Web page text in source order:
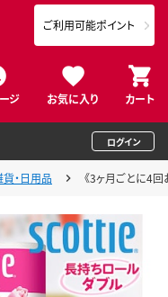
ジ お気に入り カート
ご利用可能ポイント
ログイン
・日用品 《3ヶ月ごとに4